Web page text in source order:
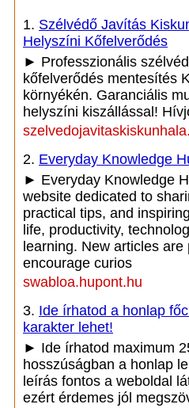
1. Szélvédő Javítás
Helyszíni Kőfelverődés
► Professzionális
kőfelverődés mentesítés
környékén. Garanciális
helyszíni kiszállással!
2. Everyday Knowledge
► Everyday Knowledge
website dedicated to
practical tips, and
life, productivity,
learning. New articles
encourage curios
swabloa.hupont.hu
3. Ide írhatod a honlap
karakter lehet!
► Ide írhatod maximum
hosszúságban a honlap
leírás fontos a weboldal
ezért érdemes jól